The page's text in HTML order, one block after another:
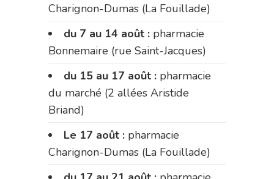
Charignon-Dumas (La Fouillade)
du 7 au 14 août : pharmacie
Bonnemaire (rue Saint-Jacques)
du 15 au 17 août : pharmacie
du marché (2 allées Aristide
Briand)
Le 17 août : pharmacie
Charignon-Dumas (La Fouillade)